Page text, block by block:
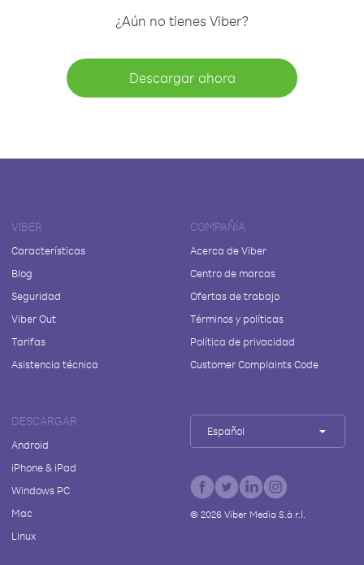
¿Aún no tienes Viber?
Descargar ahora
VIBER
Características
Blog
Seguridad
Viber Out
Tarifas
Asistencia técnica
COMPAÑÍA
Acerca de Viber
Centro de marcas
Ofertas de trabajo
Términos y políticas
Política de privacidad
Customer Complaints Code
DESCARGAR
Android
iPhone & iPad
Windows PC
Mac
Linux
Español
© 2026Viber Media S.à r.l.